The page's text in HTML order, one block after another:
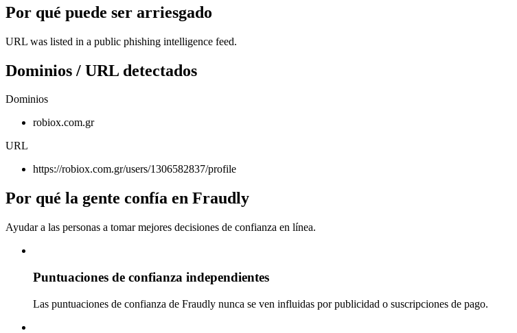
Por qué puede ser arriesgado
URL was listed in a public phishing intelligence feed.
Dominios / URL detectados
Dominios
robiox.com.gr
URL
https://robiox.com.gr/users/1306582837/profile
Por qué la gente confía en Fraudly
Ayudar a las personas a tomar mejores decisiones de confianza en línea.
Puntuaciones de confianza independientes
Las puntuaciones de confianza de Fraudly nunca se ven influidas por publicidad o suscripciones de pago.